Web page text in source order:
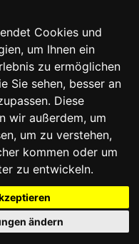
Cookies und
um Ihnen ein
zu ermöglichen
Sie sehen, besser an
Diese
wir außerdem, um
um zu verstehen,
kommen oder um
zu entwickeln.
ändern